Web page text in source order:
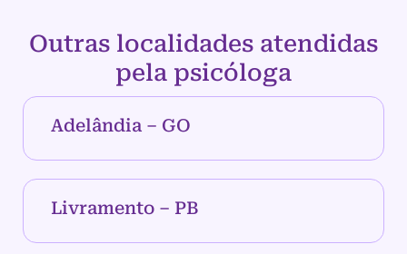
Outras localidades atendidas
pela psicóloga
Adelândia – GO
Livramento – PB